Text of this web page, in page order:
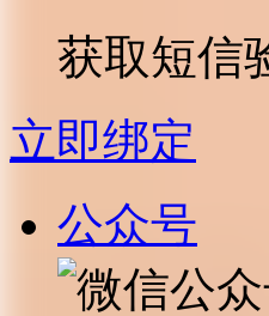
获取短信
立即绑定
公众号